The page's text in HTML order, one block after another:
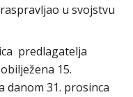
u svojstvu
predlagatelja
15.
danom 31. prosinca